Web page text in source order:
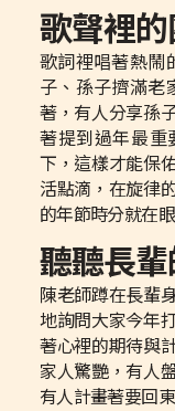
歌聲裡
歌詞裡唱著熱鬧
子、孫子擠滿老
著，有人分享孫
著提到過年最
下，這樣才能保
活點滴，在旋律
的年節時分就在
聽聽長
陳老師蹲在長輩
地詢問大家今年
著心裡的期待與
家人驚艷，有人
有人計畫著要回